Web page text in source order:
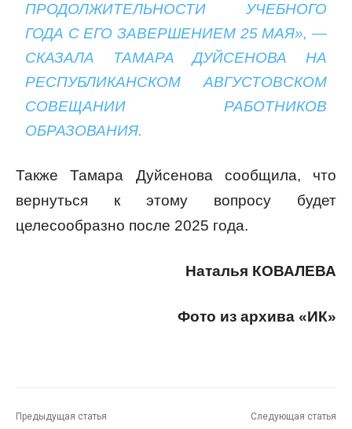
ПРОДОЛЖИТЕЛЬНОСТИ УЧЕБНОГО
ГОДА С ЕГО ЗАВЕРШЕНИЕМ 25 МАЯ», —
СКАЗАЛА ТАМАРА ДУЙСЕНОВА НА
РЕСПУБЛИКАНСКОМ АВГУСТОВСКОМ
СОВЕЩАНИИ РАБОТНИКОВ
ОБРАЗОВАНИЯ.
Также Тамара Дуйсенова сообщила, что
вернуться к этому вопросу будет
целесообразно после 2025 года.
Наталья КОВАЛЕВА
Фото из архива «ИК»
Предыдущая статья Следующая статья